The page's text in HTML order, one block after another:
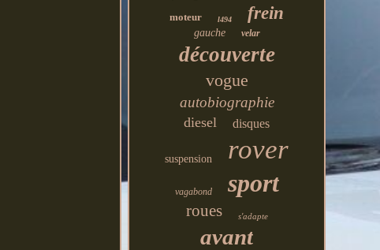
moteur l494 frein
gauche velar
découverte
vogue
autobiographie
diesel disques
suspension rover
vagabond sport
roues s'adapte
avant